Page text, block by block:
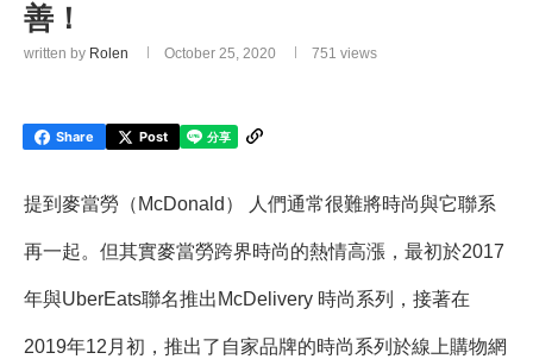
善！
written by Rolen October 25, 2020 751 views
Share Post
提到麥當勞（McDonald） 人們通常很難將時尚與它聯系
再一起。但其實麥當勞跨界時尚的熱情高漲，最初於2017
年與UberEats聯名推出McDelivery 時尚系列，接著在
2019年12月初，推出了自家品牌的時尚系列於線上購物網